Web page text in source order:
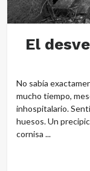
El
No sabía
mucho tiempo,
inhospitalario.
huesos. Un
cornisa ...